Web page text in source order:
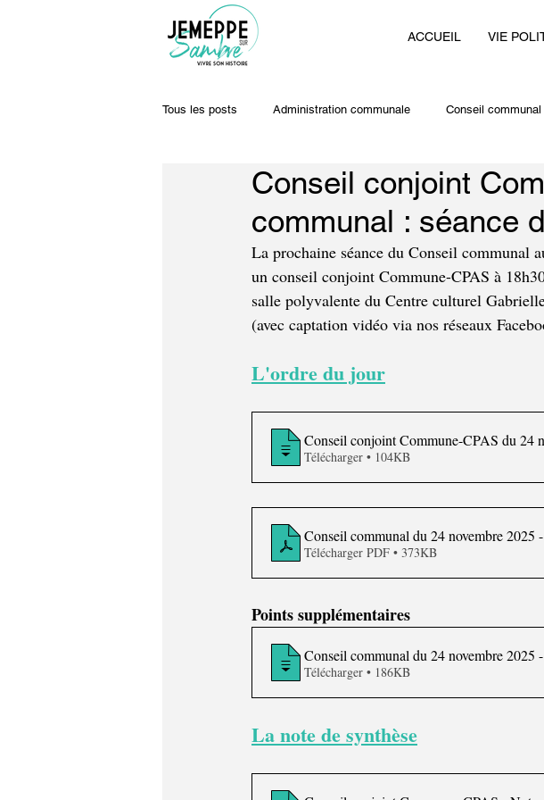
ACCUEIL VIE
Tous les posts Administration communale Conseil communal
Travaux & voiries Offres d'emploi Autres actualités
Conseil conjoint
communal : séance
La prochaine séance du Conseil communal
un conseil conjoint Commune-CPAS à
salle polyvalente du Centre culturel
(avec captation vidéo via nos réseaux
L'ordre du jour
Conseil conjoint Commune-CPAS du 24
Télécharger • 104KB
Conseil communal du 24 novembre
Télécharger PDF • 373KB
Points supplémentaires
Conseil communal du 24 novembre 2025
Télécharger • 186KB
La note de synthèse